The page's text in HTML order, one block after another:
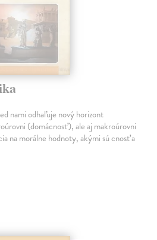
nami odhaľuje nový horizont
(domácnosť), ale aj makroúrovni
na morálne hodnoty, akými sú cnosť a